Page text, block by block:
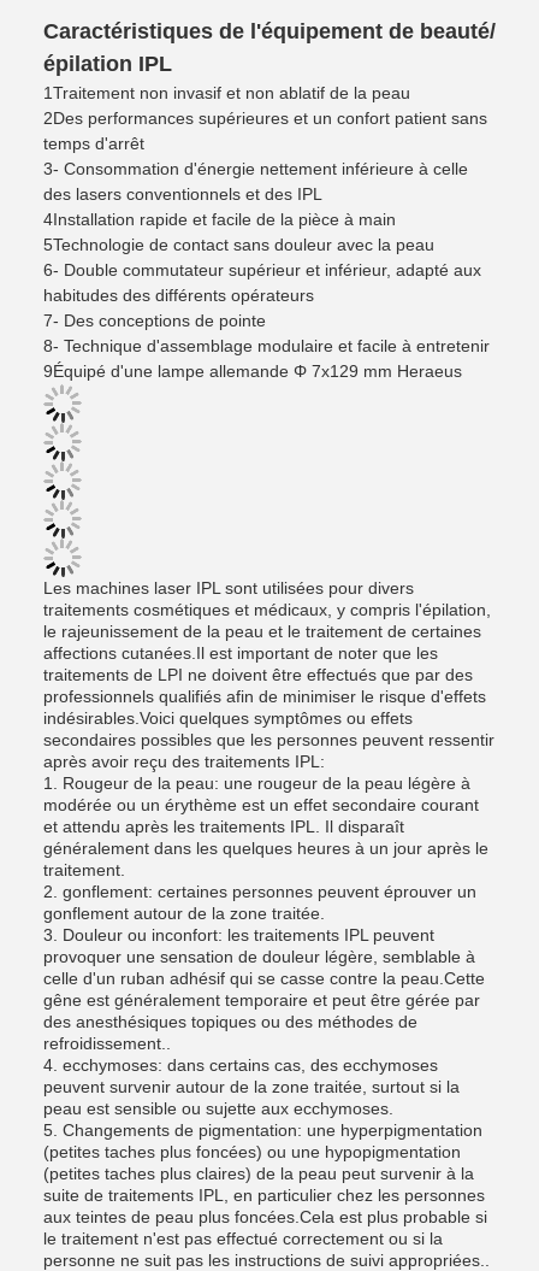
Caractéristiques de l'équipement de beauté/
épilation IPL
1Traitement non invasif et non ablatif de la peau
2Des performances supérieures et un confort patient sans
temps d'arrêt
3- Consommation d'énergie nettement inférieure à celle
des lasers conventionnels et des IPL
4Installation rapide et facile de la pièce à main
5Technologie de contact sans douleur avec la peau
6- Double commutateur supérieur et inférieur, adapté aux
habitudes des différents opérateurs
7- Des conceptions de pointe
8- Technique d'assemblage modulaire et facile à entretenir
9Équipé d'une lampe allemande Φ 7x129 mm Heraeus
Les machines laser IPL sont utilisées pour divers
traitements cosmétiques et médicaux, y compris l'épilation,
le rajeunissement de la peau et le traitement de certaines
affections cutanées.Il est important de noter que les
traitements de LPI ne doivent être effectués que par des
professionnels qualifiés afin de minimiser le risque d'effets
indésirables.Voici quelques symptômes ou effets
secondaires possibles que les personnes peuvent ressentir
après avoir reçu des traitements IPL:
1. Rougeur de la peau: une rougeur de la peau légère à
modérée ou un érythème est un effet secondaire courant
et attendu après les traitements IPL. Il disparaît
généralement dans les quelques heures à un jour après le
traitement.
2. gonflement: certaines personnes peuvent éprouver un
gonflement autour de la zone traitée.
3. Douleur ou inconfort: les traitements IPL peuvent
provoquer une sensation de douleur légère, semblable à
celle d'un ruban adhésif qui se casse contre la peau.Cette
gêne est généralement temporaire et peut être gérée par
des anesthésiques topiques ou des méthodes de
refroidissement..
4. ecchymoses: dans certains cas, des ecchymoses
peuvent survenir autour de la zone traitée, surtout si la
peau est sensible ou sujette aux ecchymoses.
5. Changements de pigmentation: une hyperpigmentation
(petites taches plus foncées) ou une hypopigmentation
(petites taches plus claires) de la peau peut survenir à la
suite de traitements IPL, en particulier chez les personnes
aux teintes de peau plus foncées.Cela est plus probable si
le traitement n'est pas effectué correctement ou si la
personne ne suit pas les instructions de suivi appropriées..